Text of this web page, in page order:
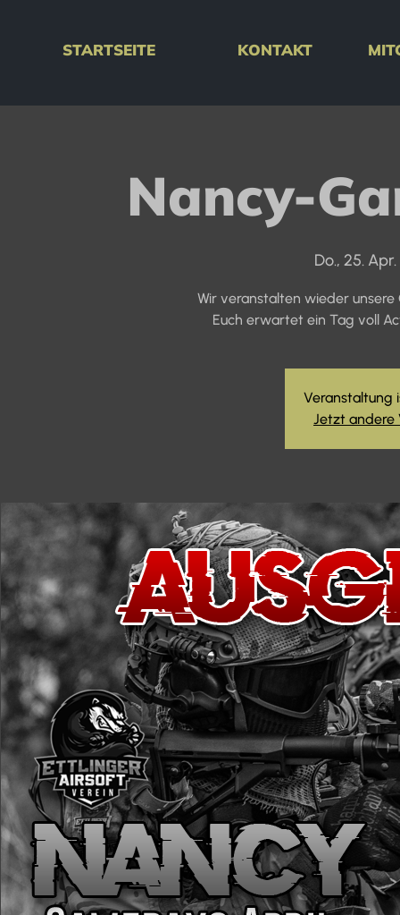
STARTSEITE KONTAKT
Nancy-
Do., 25. Apr.
Wir veranstalten wieder
Euch erwartet ein Tag voll
Veranstaltung
Jetzt andere